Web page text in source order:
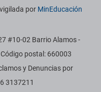
por MinEducación
#10-02 Barrio Alamos -
postal: 660003
y Denuncias por
3137211